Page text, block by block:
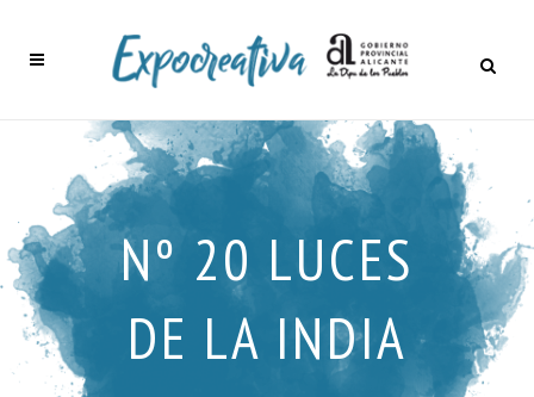
Nº 20 LUCES
DE LA INDIA